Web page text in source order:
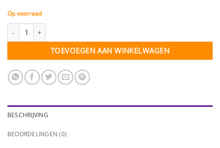
Op voorraad
TOEVOEGEN AAN WINKELWAGEN
BESCHRIJVING
BEOORDELINGEN (0)